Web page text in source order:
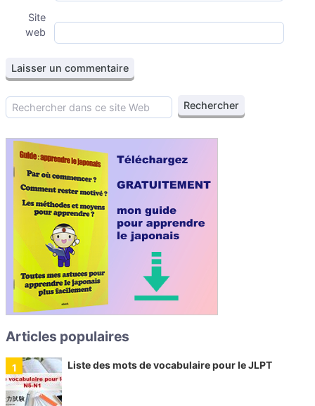
Site
web
Articles populaires
Liste des mots de vocabulaire pour le JLPT